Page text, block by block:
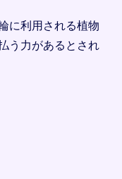
に利用される植物
う力があるとされ